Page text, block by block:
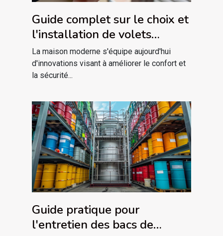
Guide complet sur le choix et
l'installation de volets
électriques
La maison moderne s'équipe aujourd'hui
d'innovations visant à améliorer le confort et
la sécurité...
Guide pratique pour
l'entretien des bacs de